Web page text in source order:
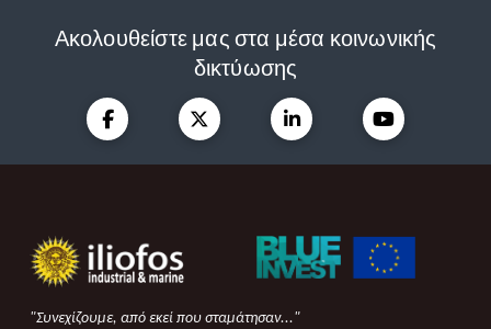
Ακολουθείστε μας στα μέσα κοινωνικής
δικτύωσης
"Συνεχίζουμε, από εκεί που σταμάτησαν..."